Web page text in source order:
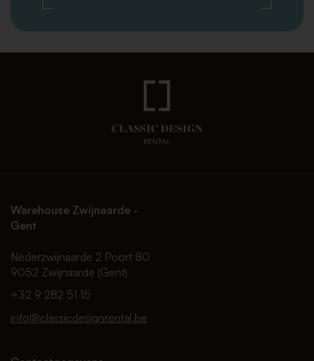
Warehouse Zwijnaarde -
Gent
Nederzwijnaarde 2 Poort 80
9052 Zwijnaarde (Gent)
+32 9 282 51 15
info@classicdesignrental.be